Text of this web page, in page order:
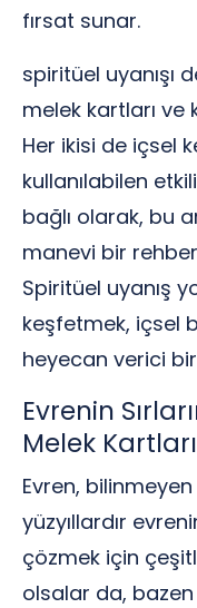
fırsat sunar.
spiritüel uyanışı
melek kartları
Her ikisi de içsel
kullanılabilen
bağlı olarak, bu
manevi bir
Spiritüel uyanış
keşfetmek, içsel
heyecan verici
Evrenin
Melek
Evren,
yüzyıllardır
çözmek için
olsalar da, bazen